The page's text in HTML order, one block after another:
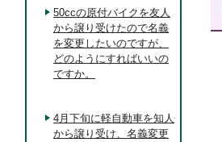
50ccの原付バイクを友人
から譲り受けたので名義
を変更したいのですが、
どのようにすればいいの
ですか。
4月下旬に軽自動車を知人
から譲り受け、名義変更